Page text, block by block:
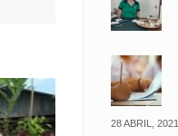
28 ABRIL, 2021